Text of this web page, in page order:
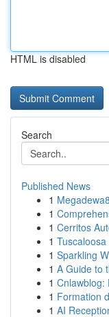
HTML is disabled
Search
Published News
1
1
1 Cerritos
1
1 Sparkling
1 A Guide to
1 Cnlawblog:
1 Formation
1 AI